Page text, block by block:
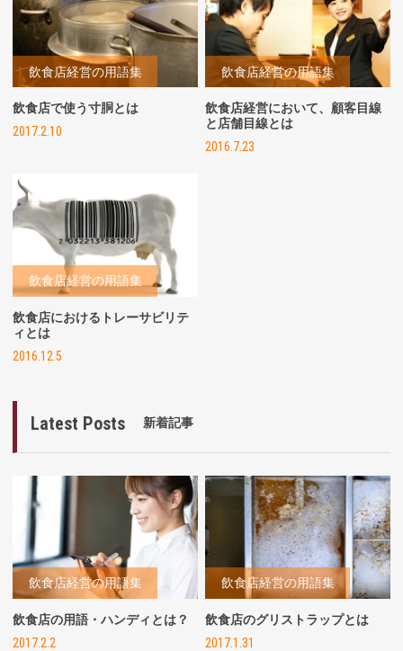
飲食店経営の用語集
飲食店で使う寸胴とは
2017.2.10
飲食店経営の用語集
飲食店経営において、顧客目線
と店舗目線とは
2016.7.23
飲食店経営の用語集
飲食店におけるトレーサビリテ
ィとは
2016.12.5
Latest Posts 新着記事
飲食店経営の用語集
飲食店の用語・ハンディとは？
2017.2.2
飲食店経営の用語集
飲食店のグリストラップとは
2017.1.31